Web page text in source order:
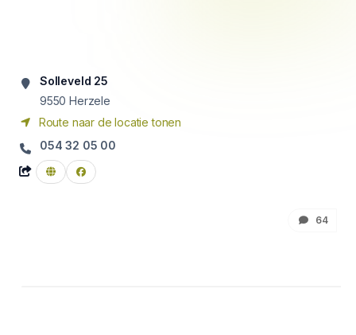
Solleveld 25
9550 Herzele
Route naar de locatie tonen
054 32 05 00
64